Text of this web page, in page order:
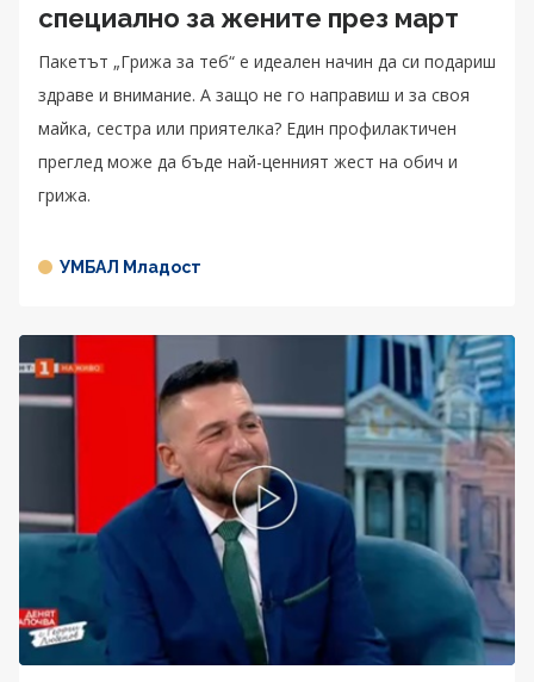
специално за жените през март
Пакетът „Грижа за теб“ е идеален начин да си подариш
здраве и внимание. А защо не го направиш и за своя
майка, сестра или приятелка? Един профилактичен
преглед може да бъде най-ценният жест на обич и
грижа.
УМБАЛ Младост